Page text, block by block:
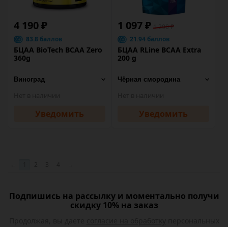
4 190 ₽
83.8 баллов
БЦАА BioTech BCAA Zero
360g
Уведомить
1 097 ₽ 1 290 ₽
21.94 баллов
БЦАА RLine BCAA Extra
200 g
Уведомить
Подпишись на рассылку и моментально получи
скидку 10% на заказ